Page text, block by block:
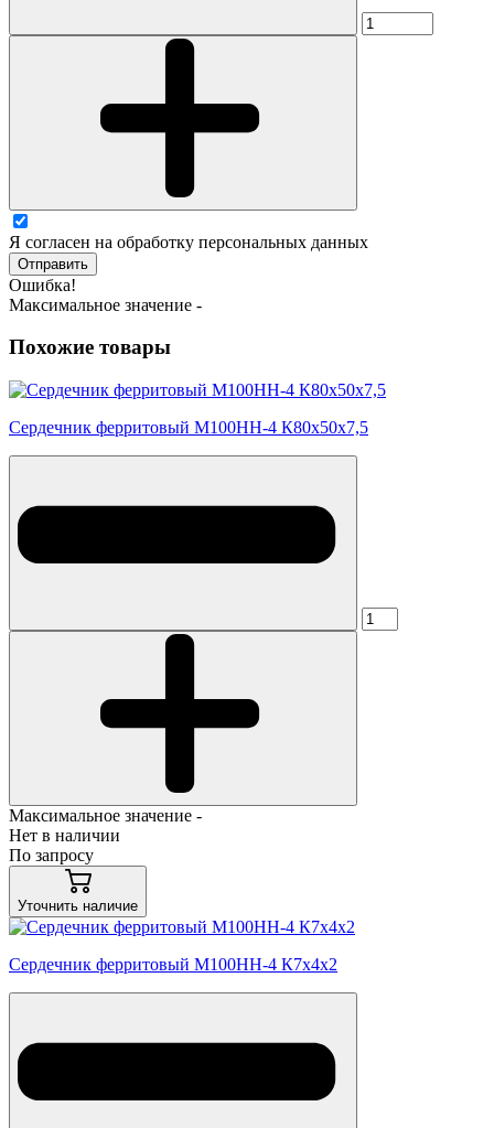
Я согласен на обработку персональных данных
Отправить
Ошибка!
Максимальное значение -
Похожие товары
Сердечник ферритовый М100НН-4 К80х50х7,5
Максимальное значение -
Нет в наличии
По запросу
Уточнить наличие
Сердечник ферритовый М100НН-4 К7х4х2